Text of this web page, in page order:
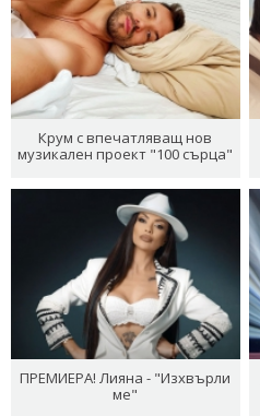
Крум с впечатляващ нов
музикален проект "100 сърца"
ПРЕМИЕРА! Лияна - "Изхвърли
ме"